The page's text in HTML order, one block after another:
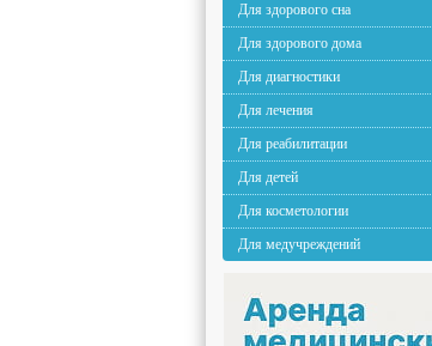
Для здорового сна
Для здорового дома
Для диагностики
Для лечения
Для реабилитации
Для детей
Для косметологии
Для медучреждений